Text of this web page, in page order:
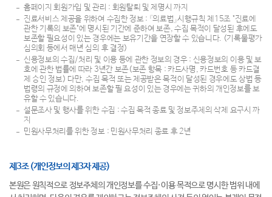
홈페이지 회원가입 및 관리 : 회원탈퇴 및 제명시 까지
진료서비스 제공을 위하여 수집한 정보 : 『의료법』시행규칙 제15조 "진료에
관한 기록의 보존"에 명시된 기간에 준하여 보존, 수집 목적이 달성된 후에도
보존할 필요성이 있는 경우에는 보유기간을 연장할 수 있습니다. (기록물평가
심의회 등에서 매년 심의 후 결정)
신용정보의 수집/처리 및 이용 등에 관한 정보의 경우 : 신용정보의 이용 및 보
호에 관한 법률에 따라 3년간 보존(보존 항목 : 카드사명, 카드번호 등 카드결
제 승인 정보) 다만, 수집 목적 또는 제공받은 목적이 달성된 경우에도 상법 등
법령의 규정에 의하여 보존할 필 요성이 있는 경우에는 귀하의 개인정보를 보
유할 수 있습니다.
설문조사 및 행사를 위한 수집 : 수집 목적 종료 및 정보주체의 삭제 요구시 까
지
민원사무처리를 위한 정보 : 민원사무처리 종료 후 2년
제3조 (개인정보의 제3자 제공)
본원은 원칙적으로 정보주체의 개인정보를 수집·이용 목적으로 명시한 범위 내에